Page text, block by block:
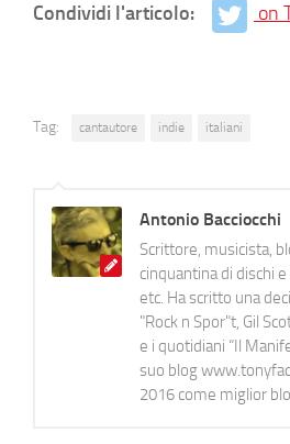
Condividi l'articolo: on
Tag: cantautore indie italiani
Antonio Bacciocchi
Scrittore, musicista,
cinquantina di dischi
etc. Ha scritto una
"Rock n Spor"t, Gil
e i quotidiani “Il
suo blog
2016 come miglior